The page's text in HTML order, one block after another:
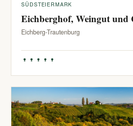
SÜDSTEIERMARK
Eichberghof, Weingut und
Eichberg-Trautenburg